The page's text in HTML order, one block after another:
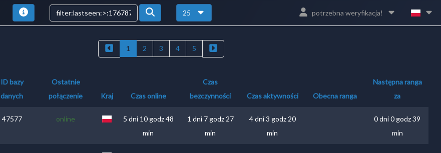
25 potrzebna weryfikacja!
1 2 3 4 5
ID bazy
danych
Ostatnie
połączenie
Kraj Czas online
Czas
bezczynności
Czas aktywności Obecna ranga
Następna ranga
za
47577 online
5 dni 10 godz 48
min
1 dni 7 godz 27
min
4 dni 3 godz 20
min
0 dni 0 godz 39
min